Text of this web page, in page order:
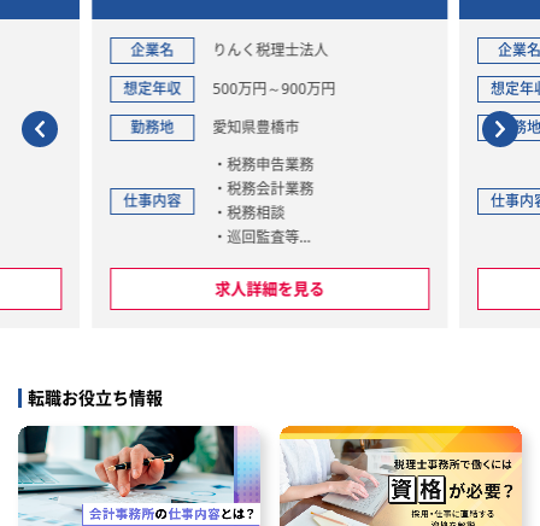
りんく税理士法人
500万円～900万円
愛知県豊橋市
・税務申告業務
・税務会計業務
・税務相談
・巡回監査等
・人事・労務
求人詳細を見る
ア
愛
経
ロ
◆
対
連
転職お役立ち情報